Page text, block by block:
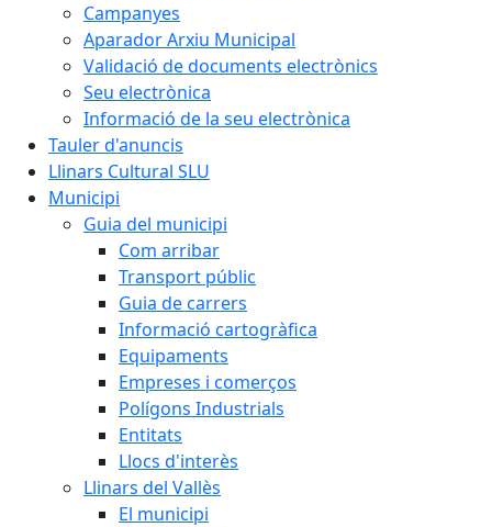
Campanyes
Aparador Arxiu Municipal
Validació de documents electrònics
Seu electrònica
Informació de la seu electrònica
Tauler d'anuncis
Llinars Cultural SLU
Municipi
Guia del municipi
Com arribar
Transport públic
Guia de carrers
Informació cartogràfica
Equipaments
Empreses i comerços
Polígons Industrials
Entitats
Llocs d'interès
Llinars del Vallès
El municipi